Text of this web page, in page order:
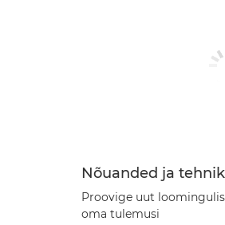
Nõuanded ja
Proovige uut
oma tulemusi